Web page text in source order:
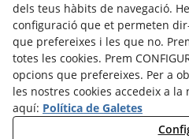
dels teus hàbits de navegació.
configuració que et permeten
que prefereixes i les que no.
totes les cookies. Prem
opcions que prefereixes. Per a
les nostres cookies accedeix a la
aquí: Política de Galetes